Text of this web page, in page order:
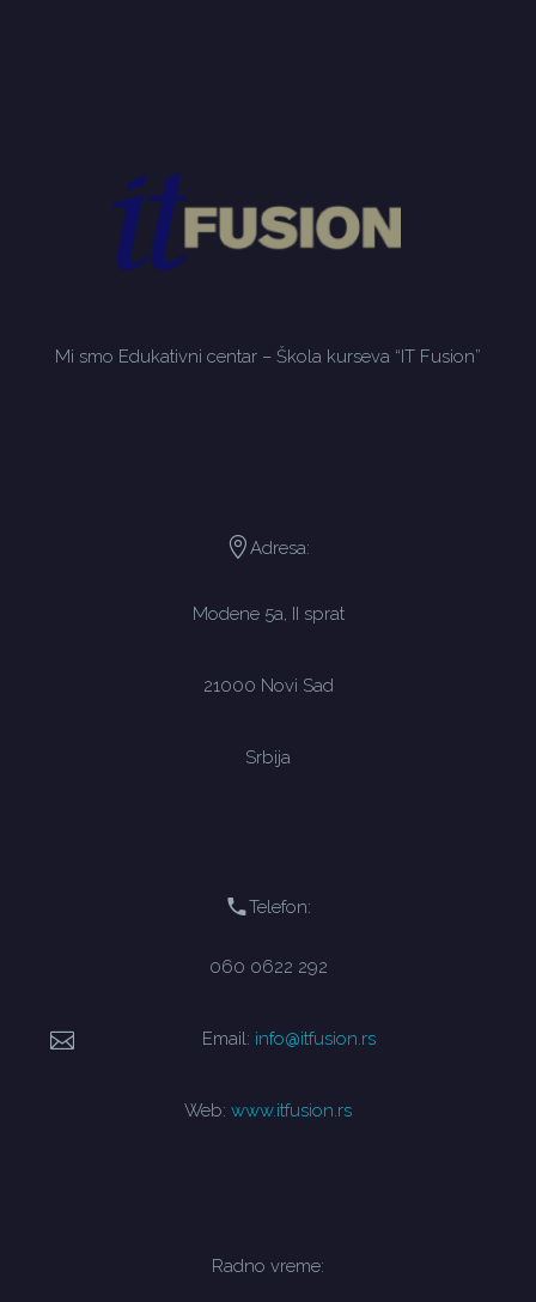
Mi smo Edukativni centar – Škola kurseva “IT Fusion”
Adresa:
Modene 5a, II sprat
21000 Novi Sad
Srbija
Telefon:
060 0622 292
Email: info@itfusion.rs
Web: www.itfusion.rs
Radno vreme: